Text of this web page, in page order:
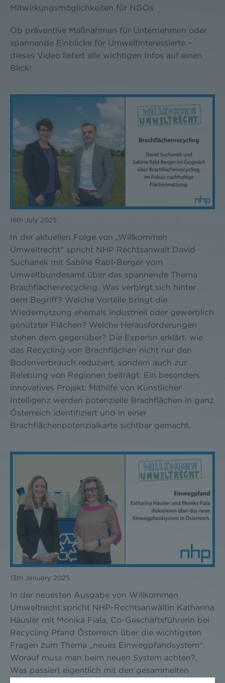
Mitwirkungsmöglichkeiten für NGOs
Ob präventive Maßnahmen für Unternehmen oder
spannende Einblicke für Umweltinteressierte –
dieses Video liefert alle wichtigen Infos auf einen
Blick!
16th July 2025
In der aktuellen Folge von „Willkommen
Umweltrecht“ spricht NHP Rechtsanwalt David
Suchanek mit Sabine Rabl-Berger vom
Umweltbundesamt über das spannende Thema
Brachflächenrecycling. Was verbirgt sich hinter
dem Begriff? Welche Vorteile bringt die
Wiedernutzung ehemals industriell oder gewerblich
genutzter Flächen? Welche Herausforderungen
stehen dem gegenüber? Die Expertin erklärt, wie
das Recycling von Brachflächen nicht nur den
Bodenverbrauch reduziert, sondern auch zur
Belebung von Regionen beiträgt. Ein besonders
innovatives Projekt: Mithilfe von Künstlicher
Intelligenz werden potenzielle Brachflächen in ganz
Österreich identifiziert und in einer
Brachflächenpotenzialkarte sichtbar gemacht.
13th January 2025
In der neuesten Ausgabe von Willkommen
Umweltrecht spricht NHP-Rechtsanwältin Katharina
Häusler mit Monika Fiala, Co-Geschäftsführerin bei
Recycling Pfand Österreich über die wichtigsten
Fragen zum Thema „neues Einwegpfandsystem“:
Worauf muss man beim neuen System achten?,
Was passiert eigentlich mit den gesammelten